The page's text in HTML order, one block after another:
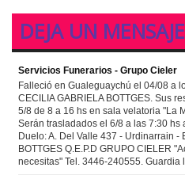
DEJA UN MENSAJE